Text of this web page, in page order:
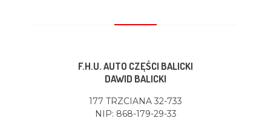
F.H.U. AUTO CZĘŚCI BALICKI
DAWID BALICKI
177 TRZCIANA 32-733
NIP: 868-179-29-33